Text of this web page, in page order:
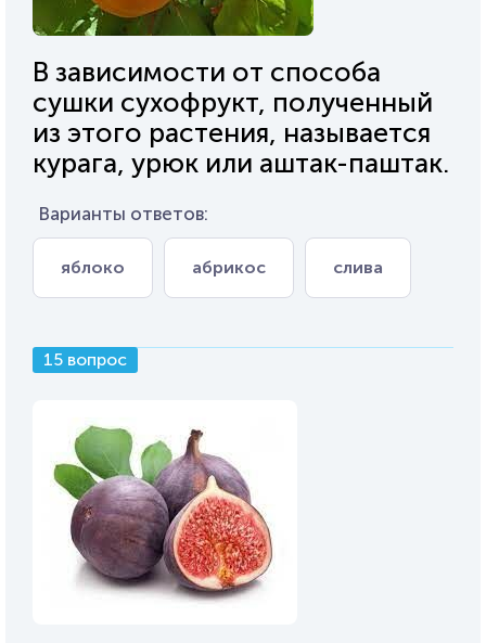
В зависимости от способа
сушки сухофрукт, полученный
из этого растения, называется
курага, урюк или аштак-паштак.
Варианты ответов:
яблоко абрикос слива
15 вопрос